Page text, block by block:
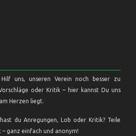
uns, unseren Verein noch besser zu
oder Kritik – hier kannst Du uns
Herzen liegt.
du Anregungen, Lob oder Kritik? Teile
– ganz einfach und anonym!